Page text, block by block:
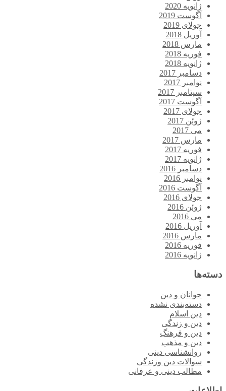
ژانویه 2020
آگوست 2019
جولای 2019
آوریل 2018
مارس 2018
فوریه 2018
ژانویه 2018
دسامبر 2017
نوامبر 2017
سپتامبر 2017
آگوست 2017
جولای 2017
ژوئن 2017
می 2017
مارس 2017
فوریه 2017
ژانویه 2017
دسامبر 2016
نوامبر 2016
آگوست 2016
جولای 2016
ژوئن 2016
می 2016
آوریل 2016
مارس 2016
فوریه 2016
ژانویه 2016
دسته‌ها
جوانان و دین
دسته‌بندی نشده
دین اسلام
دین و زندگی
دین و فرهنگ
دین و مذهب
روانشناسی دینی
سوالات دین وزندگی
مطالب دینی و عرفانی